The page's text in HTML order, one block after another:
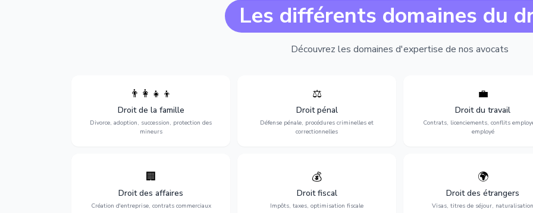
Les différents domaines du
Découvrez les domaines d'expertise de nos avocats
👨‍👩‍👧‍👦
Droit de la famille
Divorce, adoption, succession, protection des
mineurs
succession et protection des personnes
vulnérables.
⚖️
Droit pénal
Défense pénale, procédures criminelles et
correctionnelles
Expertise en matière pénale, de
l'assistance en garde à vue jusqu'au
procès, pour toute affaire correctionnelle
ou criminelle.
💼
Droit du travail
Contrats, licenciements, conflits
employé
Protection de vos droits au
contrats, licenciements,
discrimination et conflits avec
l'employeur.
🏢
Droit des affaires
Création d'entreprise, contrats commerciaux
Accompagnement complet pour votre
entreprise : création, contrats
commerciaux, concurrence et litiges.
💰
Droit fiscal
Impôts, taxes, optimisation fiscale
Optimisation de votre situation fiscale :
déclarations, contentieux, contrôles
fiscaux et planification.
🌍
Droit des étrangers
Visas, titres de séjour, naturalisation
Obtention de vos droits de séjour :
cartes de séjour, regroupement
naturalisation.